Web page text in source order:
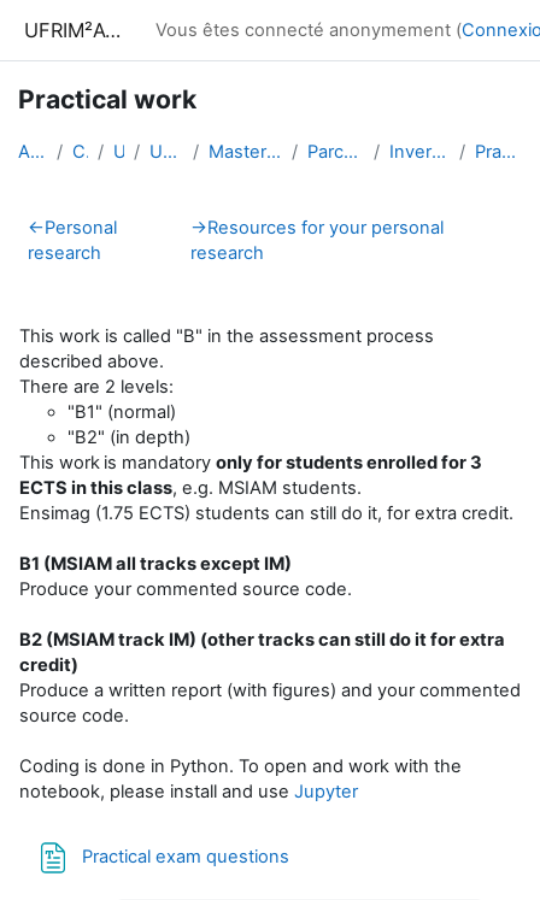
UFRIM²AG : Moodle Vous êtes connecté anonymement (
Practical work
Accueil Cours UGA UFRIM²AG Master Informatique Parcours MOSIG Inverse methods Practical work
Résumé de section
←Personal
research
→Resources for your personal
research
This work is called "B" in the assessment process
described above.
There are 2 levels:
"B1" (normal)
"B2" (in depth)
This work is mandatory only for students enrolled for 3
ECTS in this class, e.g. MSIAM students.
Ensimag (1.75 ECTS) students can still do it, for extra credit.
B1 (MSIAM all tracks except IM)
Produce your commented source code.
B2 (MSIAM track IM) (other tracks can still do it for extra
credit)
Produce a written report (with figures) and your commented
source code.
Coding is done in Python. To open and work with the
notebook, please install and use Jupyter
Practical exam questions